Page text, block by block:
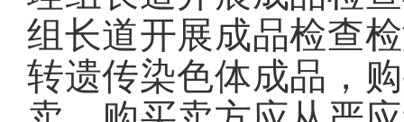
组长道开展成品检查
转遗传染色体成品，